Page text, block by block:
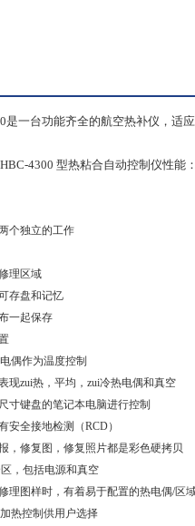
是一台功能齐全的航空热补仪，适
HBC-4300 型热粘合自动控制仪性能：
个独立的工作
理区域
存盘和记忆
一起保存
偶作为温度控制
现zui热，平均，zui冷热电偶和真空
寸键盘的笔记本电脑进行控制
安全接地检测（RCD）
，修复图，修复照片都是彩色硬拷贝
，包括电源和真空
理图样时，有着易于配置的热电偶/区
热控制供用户选择